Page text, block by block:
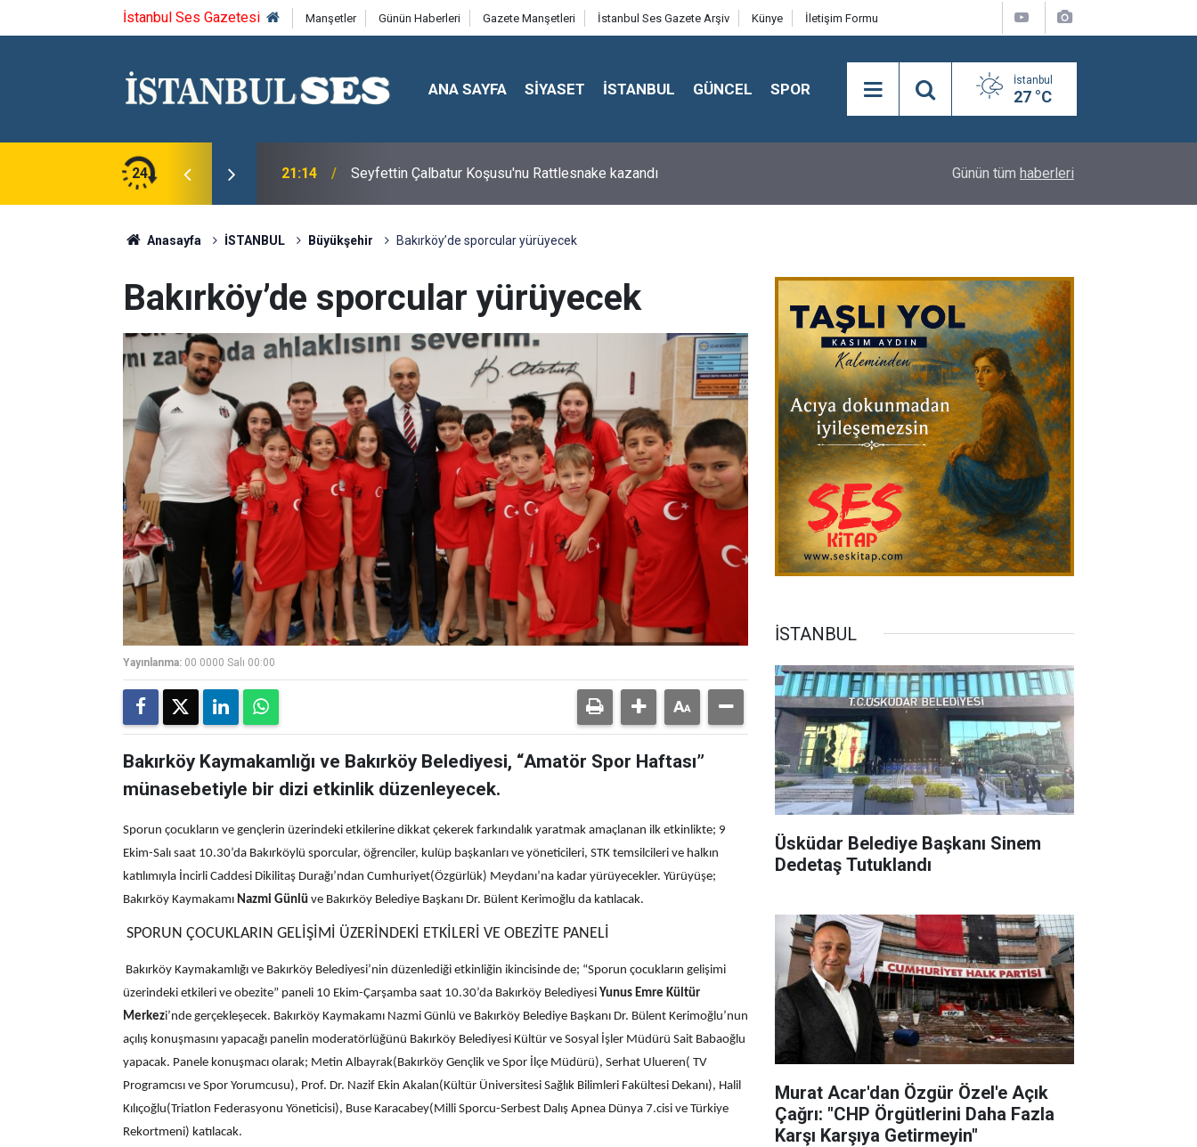
İstanbul Ses Gazetesi Manşetler Günün Haberleri Gazete Manşetleri İstanbul Ses Gazete Arşiv Künye İletişim Formu
ANA SAYFA SİYASET İSTANBUL GÜNCEL SPOR İstanbul
27 °C
24
saygıyla anıyoruz 21:14 Seyfettin Çalbatur Koşusu'nu Rattlesnake kazandı Semra Dinçer, Kapıkule Sınır Kapısı'nda
Günün tüm haberleri
Anasayfa İSTANBUL Büyükşehir Bakırköy’de sporcular yürüyecek
Bakırköy’de sporcular yürüyecek
Yayınlanma: 00 0000 Salı 00:00
Bakırköy Kaymakamlığı ve Bakırköy Belediyesi, “Amatör Spor Haftası”
münasebetiyle bir dizi etkinlik düzenleyecek.
Sporun çocukların ve gençlerin üzerindeki etkilerine dikkat çekerek farkındalık yaratmak amaçlanan ilk etkinlikte; 9
Ekim-Salı saat 10.30’da Bakırköylü sporcular, öğrenciler, kulüp başkanları ve yöneticileri, STK temsilcileri ve halkın
katılımıyla İncirli Caddesi Dikilitaş Durağı’ndan Cumhuriyet(Özgürlük) Meydanı’na kadar yürüyecekler. Yürüyüşe;
Bakırköy Kaymakamı Nazmi Günlü ve Bakırköy Belediye Başkanı Dr. Bülent Kerimoğlu da katılacak.
SPORUN ÇOCUKLARIN GELİŞİMİ ÜZERİNDEKİ ETKİLERİ VE OBEZİTE PANELİ
Bakırköy Kaymakamlığı ve Bakırköy Belediyesi’nin düzenlediği etkinliğin ikincisinde de; “Sporun çocukların gelişimi
üzerindeki etkileri ve obezite” paneli 10 Ekim-Çarşamba saat 10.30’da Bakırköy Belediyesi Yunus Emre Kültür
Merkezi’nde gerçekleşecek. Bakırköy Kaymakamı Nazmi Günlü ve Bakırköy Belediye Başkanı Dr. Bülent Kerimoğlu’nun
açılış konuşmasını yapacağı panelin moderatörlüğünü Bakırköy Belediyesi Kültür ve Sosyal İşler Müdürü Sait Babaoğlu
yapacak. Panele konuşmacı olarak; Metin Albayrak(Bakırköy Gençlik ve Spor İlçe Müdürü), Serhat Ulueren( TV
Programcısı ve Spor Yorumcusu), Prof. Dr. Nazif Ekin Akalan(Kültür Üniversitesi Sağlık Bilimleri Fakültesi Dekanı), Halil
Kılıçoğlu(Triatlon Federasyonu Yöneticisi), Buse Karacabey(Milli Sporcu-Serbest Dalış Apnea Dünya 7.cisi ve Türkiye
Rekortmeni) katılacak.
İSTANBUL
Üsküdar Belediye Başkanı Sinem
Dedetaş Tutuklandı
Murat Acar'dan Özgür Özel'e Açık
Çağrı: "CHP Örgütlerini Daha Fazla
Karşı Karşıya Getirmeyin"